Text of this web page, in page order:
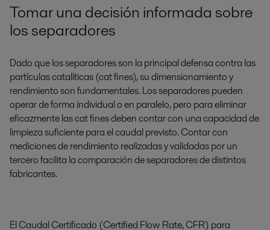
Tomar una decisión informada sobre
los separadores
Dado que los separadores son la principal defensa contra las
partículas catalíticas (cat fines), su dimensionamiento y
rendimiento son fundamentales. Los separadores pueden
operar de forma individual o en paralelo, pero para eliminar
eficazmente las cat fines deben contar con una capacidad de
limpieza suficiente para el caudal previsto. Contar con
mediciones de rendimiento realizadas y validadas por un
tercero facilita la comparación de separadores de distintos
fabricantes.
El Caudal Certificado (Certified Flow Rate, CFR) para